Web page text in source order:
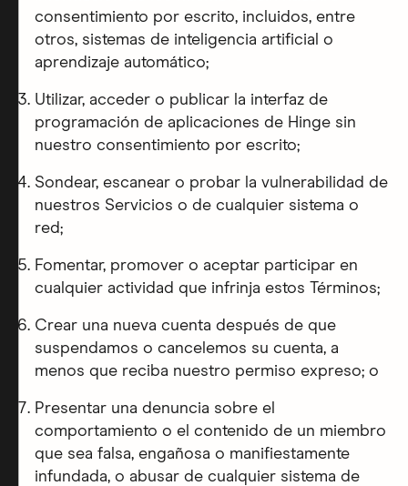
consentimiento por escrito, incluidos, entre
otros, sistemas de inteligencia artificial o
aprendizaje automático;
Utilizar, acceder o publicar la interfaz de
programación de aplicaciones de Hinge sin
nuestro consentimiento por escrito;
Sondear, escanear o probar la vulnerabilidad de
nuestros Servicios o de cualquier sistema o
red;
Fomentar, promover o aceptar participar en
cualquier actividad que infrinja estos Términos;
Crear una nueva cuenta después de que
suspendamos o cancelemos su cuenta, a
menos que reciba nuestro permiso expreso; o
Presentar una denuncia sobre el
comportamiento o el contenido de un miembro
que sea falsa, engañosa o manifiestamente
infundada, o abusar de cualquier sistema de